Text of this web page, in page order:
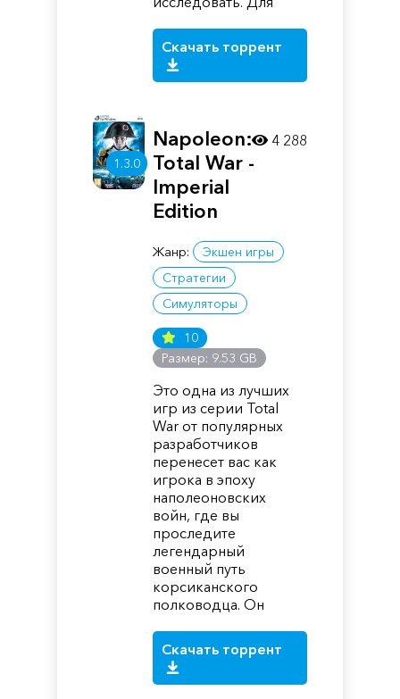
Скачать торрент
1.3.0
Napoleon:
Total War -
Imperial
Edition
Жанр:
Экшен игры
Стратегии
Симуляторы
10
Размер: 9.53 GB
Это одна из лучших
игр из серии Total
War от популярных
разработчиков
перенесет вас как
игрока в эпоху
наполеоновских
войн, где вы
проследите
легендарный
военный путь
корсиканского
полководца. Он
Скачать торрент
4 288